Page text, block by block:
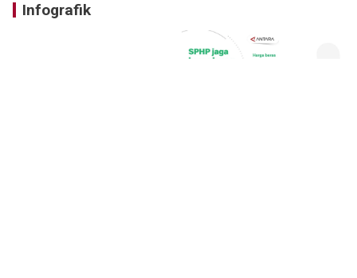
Infografik